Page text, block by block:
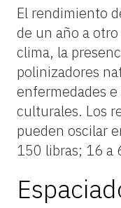
El rendimiento
de un año a
clima, la
polinizadores
enfermedades
culturales. Los
pueden oscilar
150 libras; 16 a